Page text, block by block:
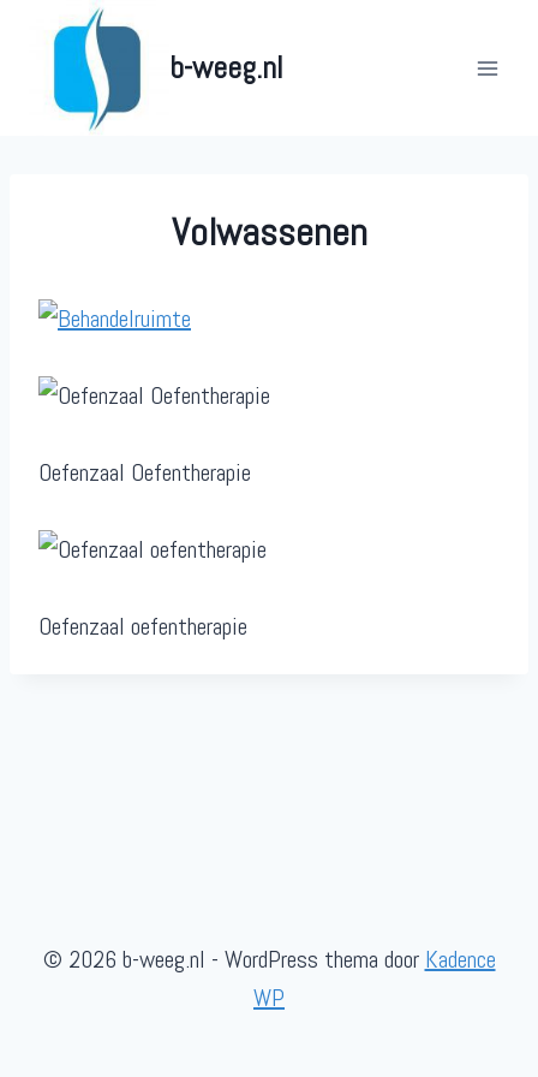
Doorgaan
b-weeg.nl
Volwassenen
Oefenzaal Oefentherapie
Oefenzaal oefentherapie
© 2026 b-weeg.nl - WordPress thema door Kadence
WP